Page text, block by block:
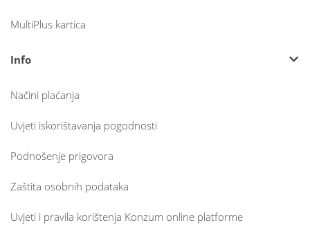
MultiPlus kartica
Info
Načini plaćanja
Uvjeti iskorištavanja pogodnosti
Podnošenje prigovora
Zaštita osobnih podataka
Uvjeti i pravila korištenja Konzum online platforme